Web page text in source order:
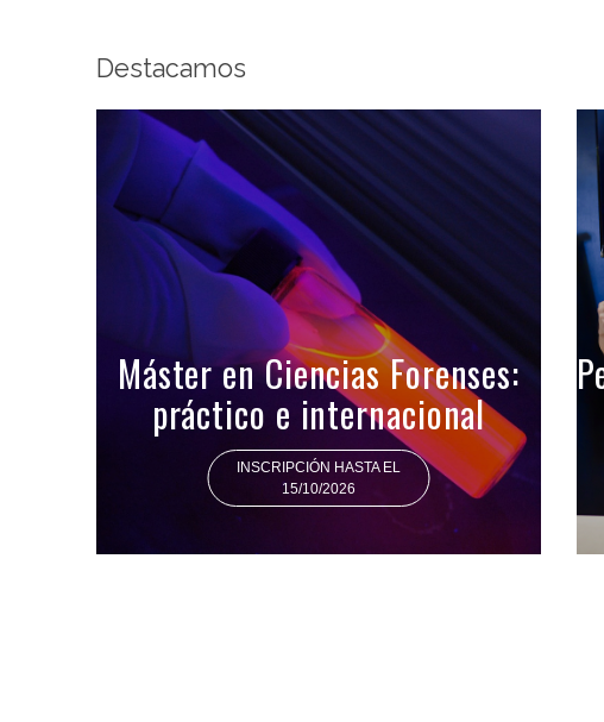
Destacamos
Máster en Ciencias Forenses:
práctico e internacional
INSCRIPCIÓN HASTA EL
15/10/2026